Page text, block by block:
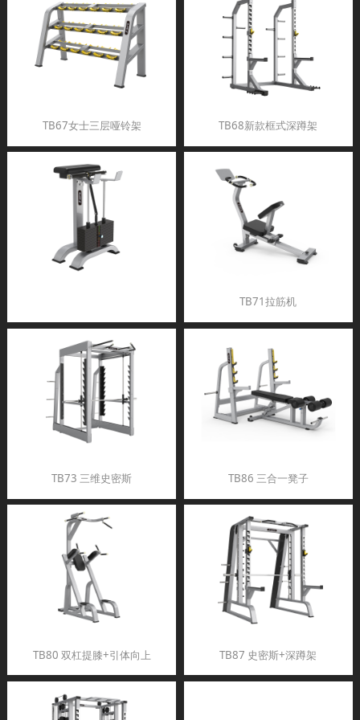
TB67女士三层哑铃架 TB68新款框式深蹲架
TB71拉筋机
TB73 三维史密斯 TB86 三合一凳子
TB80 双杠提膝+引体向上 TB87 史密斯+深蹲架